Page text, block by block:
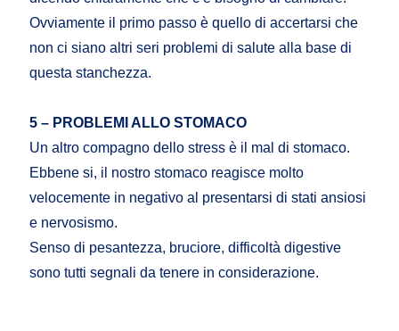
Ovviamente il primo passo è quello di accertarsi che
non ci siano altri seri problemi di salute alla base di
questa stanchezza.
5 – PROBLEMI ALLO STOMACO
Un altro compagno dello stress è il mal di stomaco.
Ebbene si, il nostro stomaco reagisce molto
velocemente in negativo al presentarsi di stati ansiosi
e nervosismo.
Senso di pesantezza, bruciore, difficoltà digestive
sono tutti segnali da tenere in considerazione.